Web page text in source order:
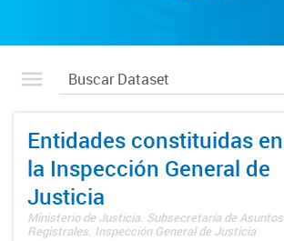
Entidades constituidas en
la Inspección General de
Justicia
Ministerio de Justicia. Subsecretaría de Asuntos
Registrales. Inspección General de Justicia